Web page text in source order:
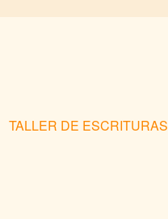
TALLER DE ESCRITURAS